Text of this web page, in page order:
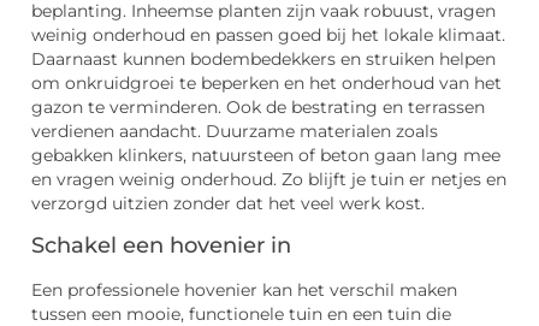
beplanting. Inheemse planten zijn vaak robuust, vragen
weinig onderhoud en passen goed bij het lokale klimaat.
Daarnaast kunnen bodembedekkers en struiken helpen
om onkruidgroei te beperken en het onderhoud van het
gazon te verminderen. Ook de bestrating en terrassen
verdienen aandacht. Duurzame materialen zoals
gebakken klinkers, natuursteen of beton gaan lang mee
en vragen weinig onderhoud. Zo blijft je tuin er netjes en
verzorgd uitzien zonder dat het veel werk kost.
Schakel een hovenier in
Een professionele hovenier kan het verschil maken
tussen een mooie, functionele tuin en een tuin die